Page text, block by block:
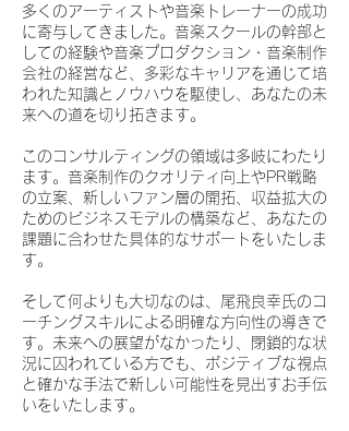
多くのアーティストや音楽トレーナーの成功
に寄与してきました。音楽スクールの幹部と
しての経験や音楽プロダクション・音楽制作
会社の経営など、多彩なキャリアを通じて培
われた知識とノウハウを駆使し、あなたの未
来への道を切り拓きます。
このコンサルティングの領域は多岐にわたり
ます。音楽制作のクオリティ向上やPR戦略
の立案、新しいファン層の開拓、収益拡大の
ためのビジネスモデルの構築など、あなたの
課題に合わせた具体的なサポートをいたしま
す。
そして何よりも大切なのは、尾飛良幸氏のコ
ーチングスキルによる明確な方向性の導きで
す。未来への展望がなかったり、閉鎖的な状
況に囚われている方でも、ポジティブな視点
と確かな手法で新しい可能性を見出すお手伝
いをいたします。